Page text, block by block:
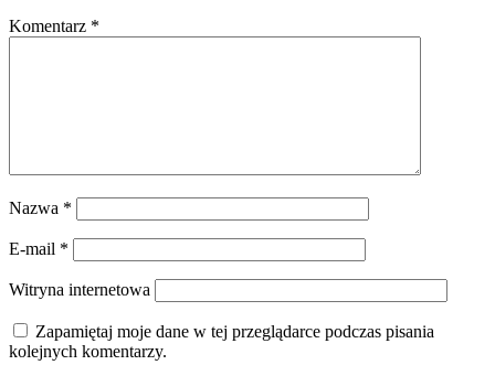
Komentarz *
Nazwa *
E-mail *
Witryna internetowa
Zapamiętaj moje dane w tej przeglądarce podczas pisania
kolejnych komentarzy.